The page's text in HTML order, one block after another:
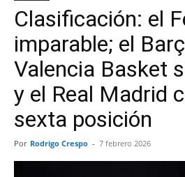
Clasificación: el
imparable; el
Valencia Basket
y el Real Madrid
sexta posición
Por Rodrigo Crespo - 7 febrero 2026